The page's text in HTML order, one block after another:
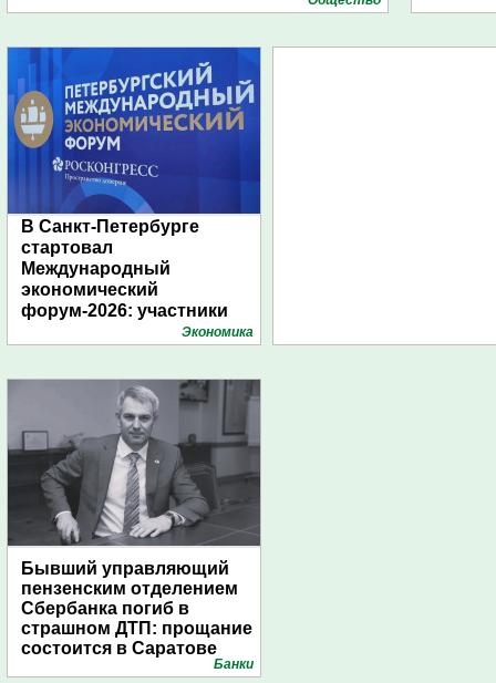
В Санкт-Петербурге
стартовал
Международный
экономический
форум-2026: участники
подготовили креативные
Экономика
Бывший управляющий
пензенским отделением
Сбербанка погиб в
страшном ДТП: прощание
состоится в Саратове
Банки